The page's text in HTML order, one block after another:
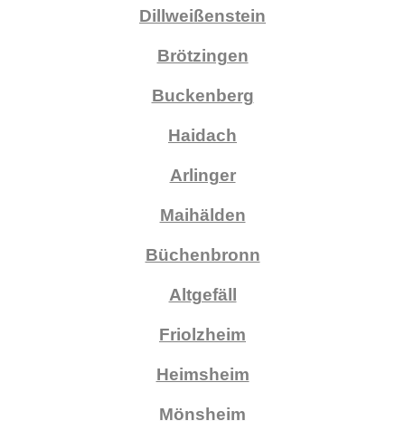
Dillweißenstein
Brötzingen
Buckenberg
Haidach
Arlinger
Maihälden
Büchenbronn
Altgefäll
Friolzheim
Heimsheim
Mönsheim